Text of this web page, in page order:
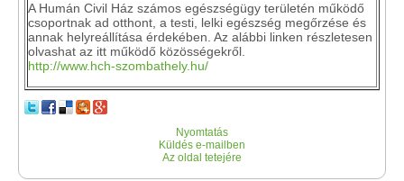
A Humán Civil Ház számos egészségügy területén működő
csoportnak ad otthont, a testi, lelki egészség megőrzése és
annak helyreállítása érdekében. Az alábbi linken részletesen
olvashat az itt működő közösségekről.
http://www.hch-szombathely.hu/
Nyomtatás
Küldés e-mailben
Az oldal tetejére